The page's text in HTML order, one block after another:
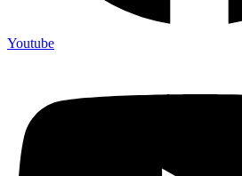
Youtube